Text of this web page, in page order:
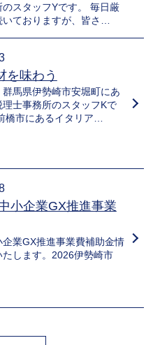
スタッフYです。 毎日厳
いておりますが、皆さ…
を味わう
群馬県伊勢崎市安堀町にあ
理士事務所のスタッフKで
橋市にあるイタリア…
小企業GX推進事業
業GX推進事業費補助金情
します。2026伊勢崎市